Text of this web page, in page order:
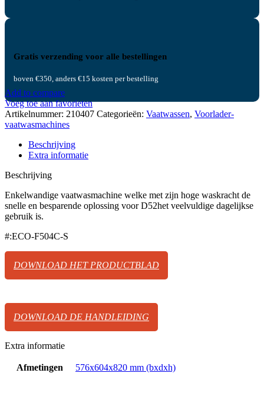
Gratis verzending voor alle bestellingen
boven €350, anders €15 kosten per bestelling
Add to compare
Voeg toe aan favorieten
Artikelnummer: 210407 Categorieën: Vaatwassen, Voorlader-
vaatwasmachines
Beschrijving
Extra informatie
Beschrijving
Enkelwandige vaatwasmachine welke met zijn hoge waskracht de
snelle en besparende oplossing voor D52het veelvuldige dagelijkse
gebruik is.
#:ECO-F504C-S
DOWNLOAD HET PRODUCTBLAD
DOWNLOAD DE HANDLEIDING
Extra informatie
Afmetingen 576x604x820 mm (bxdxh)